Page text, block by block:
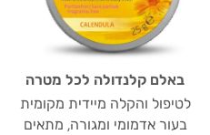
באלם קלנדולה לכל מטרה
לטיפול והקלה מיידית מקומית
בעור אדמומי ומגורה, מתאים